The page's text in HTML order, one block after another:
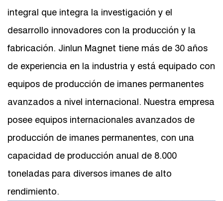
integral que integra la investigación y el
desarrollo innovadores con la producción y la
fabricación. Jinlun Magnet tiene más de 30 años
de experiencia en la industria y está equipado con
equipos de producción de imanes permanentes
avanzados a nivel internacional. Nuestra empresa
posee equipos internacionales avanzados de
producción de imanes permanentes, con una
capacidad de producción anual de 8.000
toneladas para diversos imanes de alto
rendimiento.